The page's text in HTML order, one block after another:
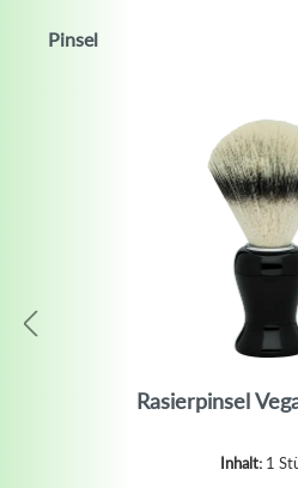
Pinsel
Rasierpinsel
Inhalt: 1